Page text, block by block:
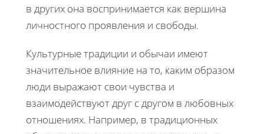
в других она воспринимается как вершина
личностного проявления и свободы.
Культурные традиции и обычаи имеют
значительное влияние на то, каким образом
люди выражают свои чувства и
взаимодействуют друг с другом в любовных
отношениях. Например, в традиционных